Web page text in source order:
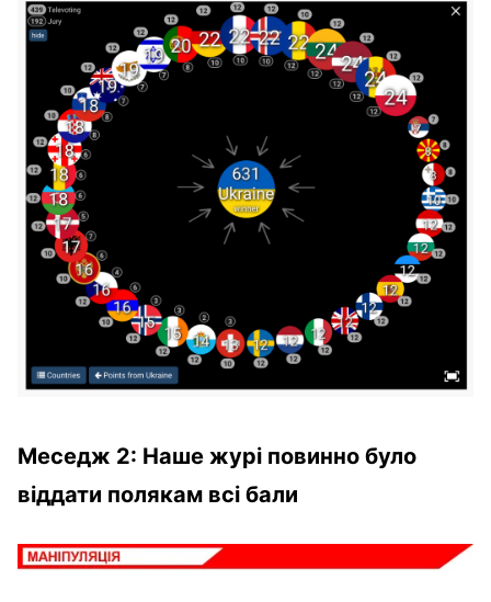
Меседж 2: Наше журі повинно було
віддати полякам всі бали